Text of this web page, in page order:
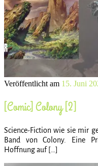
Veröffentlicht am 15. Juni
[Comic] Colony [2]
Science-Fiction wie sie mir
Band von Colony. Eine
Hoffnung auf […]